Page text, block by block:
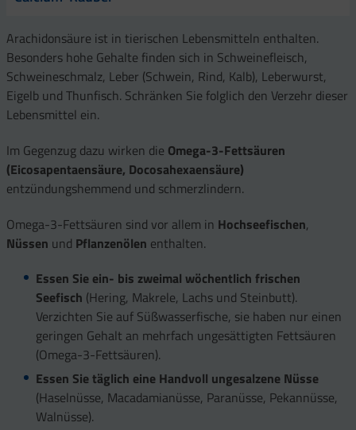
Arachidonsäure ist in tierischen Lebensmitteln enthalten.
Besonders hohe Gehalte finden sich in Schweinefleisch,
Schweineschmalz, Leber (Schwein, Rind, Kalb), Leberwurst,
Eigelb und Thunfisch. Schränken Sie folglich den Verzehr dieser
Lebensmittel ein.
Im Gegenzug dazu wirken die Omega-3-Fettsäuren
(Eicosapentaensäure, Docosahexaensäure)
entzündungshemmend und schmerzlindern.
Omega-3-Fettsäuren sind vor allem in Hochseefischen,
Nüssen und Pflanzenölen enthalten.
Essen Sie ein- bis zweimal wöchentlich frischen
Seefisch (Hering, Makrele, Lachs und Steinbutt).
Verzichten Sie auf Süßwasserfische, sie haben nur einen
geringen Gehalt an mehrfach ungesättigten Fettsäuren
(Omega-3-Fettsäuren).
Essen Sie täglich eine Handvoll ungesalzene Nüsse
(Haselnüsse, Macadamianüsse, Paranüsse, Pekannüsse,
Walnüsse).